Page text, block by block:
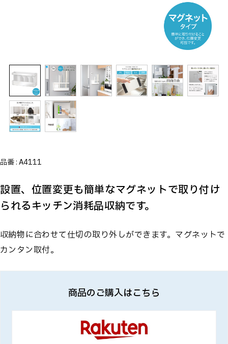
品番 :A4111
設置、位置変更も簡単なマグネットで取り付け
られるキッチン消耗品収納です。
収納物に合わせて仕切の取り外しができます。マグネットで
カンタン取付。
商品のご購入はこちら